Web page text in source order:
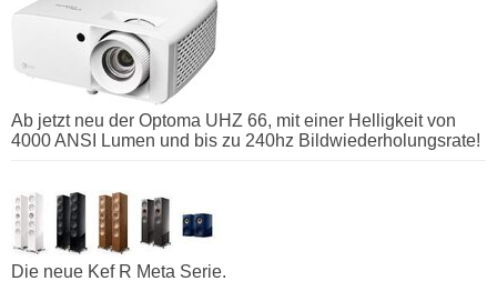
Ab jetzt neu der Optoma UHZ 66, mit einer Helligkeit von
4000 ANSI Lumen und bis zu 240hz Bildwiederholungsrate!
Die neue Kef R Meta Serie.